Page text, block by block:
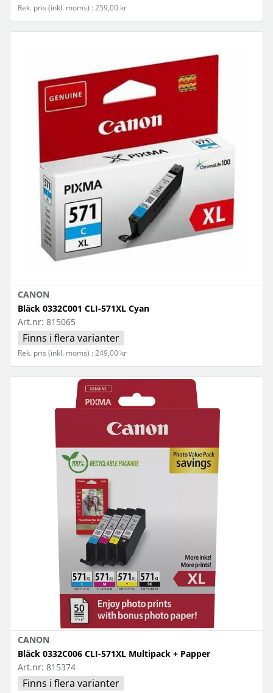
Rek. pris (inkl. moms) : 259,00 kr
CANON
Bläck 0332C001 CLI-571XL Cyan
Art.nr: 815065
Finns i flera varianter
Rek. pris (inkl. moms) : 249,00 kr
CANON
Bläck 0332C006 CLI-571XL Multipack + Papper
Art.nr: 815374
Finns i flera varianter